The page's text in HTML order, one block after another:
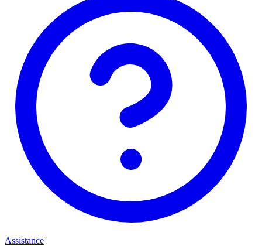
Assistance